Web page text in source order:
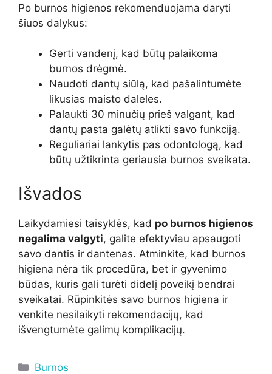
Po burnos higienos rekomenduojama daryti
šiuos dalykus:
Gerti vandenį, kad būtų palaikoma
burnos drėgmė.
Naudoti dantų siūlą, kad pašalintumėte
likusias maisto daleles.
Palaukti 30 minučių prieš valgant, kad
dantų pasta galėtų atlikti savo funkciją.
Reguliariai lankytis pas odontologą, kad
būtų užtikrinta geriausia burnos sveikata.
Išvados
Laikydamiesi taisyklės, kad po burnos higienos
negalima valgyti, galite efektyviau apsaugoti
savo dantis ir dantenas. Atminkite, kad burnos
higiena nėra tik procedūra, bet ir gyvenimo
būdas, kuris gali turėti didelį poveikį bendrai
sveikatai. Rūpinkitės savo burnos higiena ir
venkite nesilaikyti rekomendacijų, kad
išvengtumėte galimų komplikacijų.
Kategorijos
Burnos